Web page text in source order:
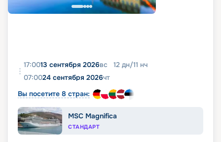
17:0013 сентября 2026вс 12 дн/11 нч
07:0024 сентября 2026чт
Вы посетите 8 стран:
MSC Magnifica
СТАНДАРТ